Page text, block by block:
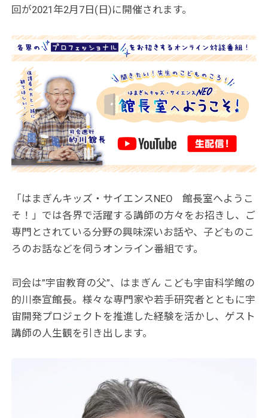
回が2021年2月7日(日)に開催されます。
「はまぎんキッズ・サイエンスNEO 館長室へようこ
そ！」では各界で活躍する講師の方々をお招きし、ご
専門とされている分野の興味深いお話や、子どものこ
ろのお話などを伺うオンライン番組です。
司会は”宇宙教育の父”、はまぎん こども宇宙科学館の
的川泰宣館長。様々な専門家や若手研究者とともに宇
宙開発プロジェクトを推進した経験を活かし、ゲスト
講師の人生観を引き出します。